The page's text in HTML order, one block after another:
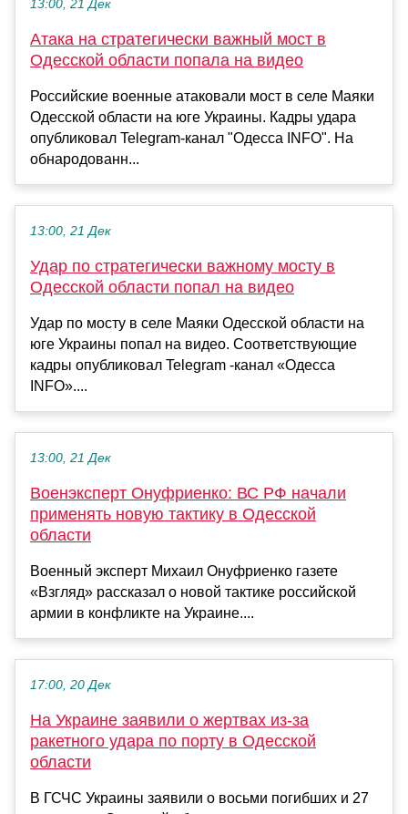
13:00, 21 Дек
Атака на стратегически важный мост в
Одесской области попала на видео
Российские военные атаковали мост в селе Маяки
Одесской области на юге Украины. Кадры удара
опубликовал Telegram-канал "Одесса INFO". На
обнародованн...
13:00, 21 Дек
Удар по стратегически важному мосту в
Одесской области попал на видео
Удар по мосту в селе Маяки Одесской области на
юге Украины попал на видео. Соответствующие
кадры опубликовал Telegram -канал «Одесса
INFO»....
13:00, 21 Дек
Военэксперт Онуфриенко: ВС РФ начали
применять новую тактику в Одесской
области
Военный эксперт Михаил Онуфриенко газете
«Взгляд» рассказал о новой тактике российской
армии в конфликте на Украине....
17:00, 20 Дек
На Украине заявили о жертвах из-за
ракетного удара по порту в Одесской
области
В ГСЧС Украины заявили о восьми погибших и 27